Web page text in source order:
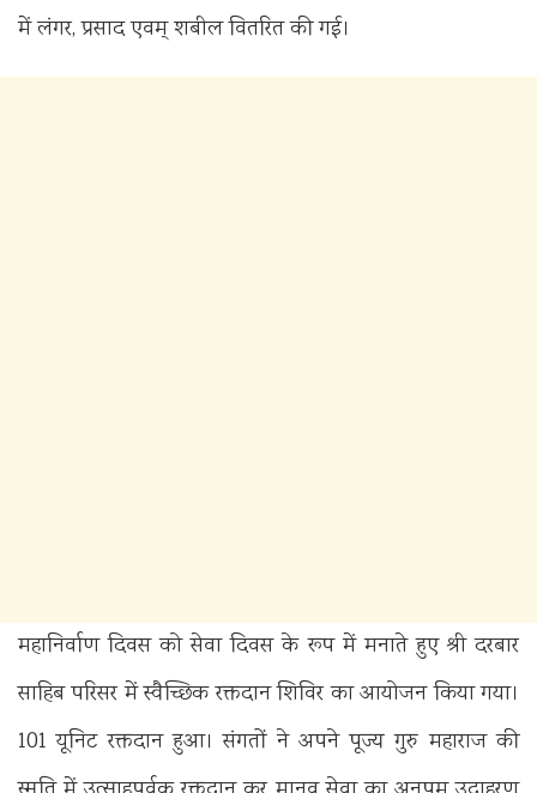
में लंगर, प्रसाद एवम् शबील वितरित की गई।
महानिर्वाण दिवस को सेवा दिवस के रूप में मनाते हुए श्री दरबार
साहिब परिसर में स्वैच्छिक रक्तदान शिविर का आयोजन किया गया।
101 यूनिट रक्तदान हुआ। संगतों ने अपने पूज्य गुरु महाराज की